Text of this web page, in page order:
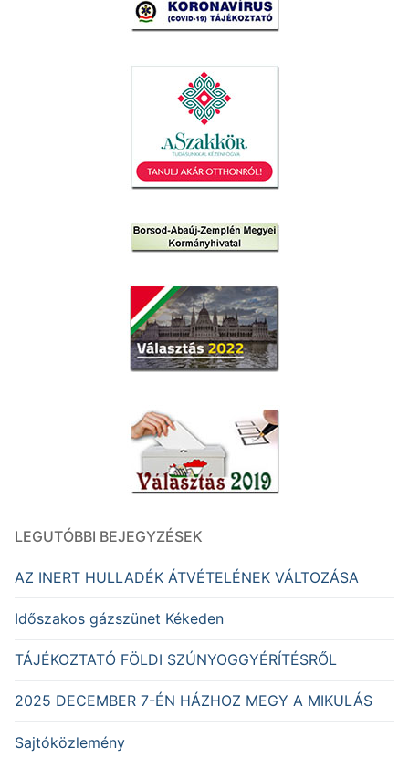
LEGUTÓBBI BEJEGYZÉSEK
AZ INERT HULLADÉK ÁTVÉTELÉNEK VÁLTOZÁSA
Időszakos gázszünet Kékeden
TÁJÉKOZTATÓ FÖLDI SZÚNYOGGYÉRÍTÉSRŐL
2025 DECEMBER 7-ÉN HÁZHOZ MEGY A MIKULÁS
Sajtóközlemény